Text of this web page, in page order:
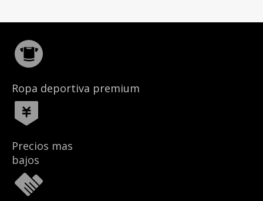
Ropa deportiva premium
Precios mas
bajos